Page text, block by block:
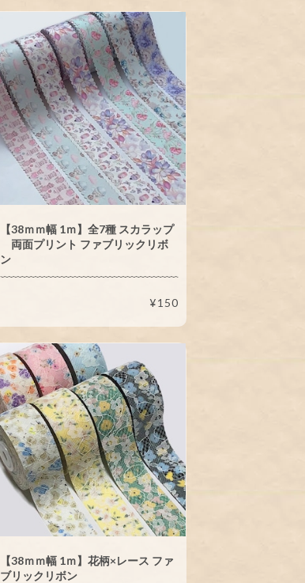
【38ｍｍ幅 1ｍ】全7種 スカラップ
両面プリント ファブリックリボ
ン
¥150
【38ｍｍ幅 1ｍ】花柄×レース ファ
ブリックリボン